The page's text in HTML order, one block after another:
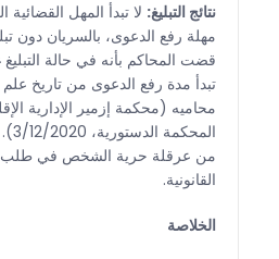
نتائج التبليغ: لا تبدأ المهل
مهلة رفع الدعوى، بالسريان دون
قضت المحاكم بأنه في حالة
تبدأ مدة رفع الدعوى من تاريخ
من عرقلة حرية الشخص في طلب
القانونية.
الخلاصة